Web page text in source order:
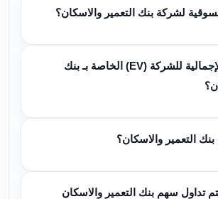
لشركة بنك التعمير والاسكان؟
ما هي القيمة الإجمالية للشركة (EV) الخاصة بـ بنك
التعمير والاسكان؟
تداول سهم بنك التعمير والاسكان